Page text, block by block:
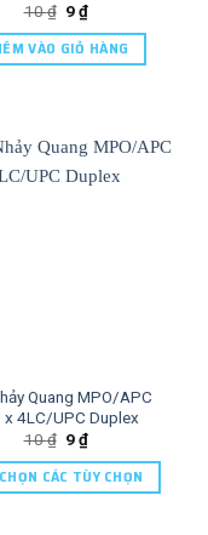
10₫ 9₫
VÀO GIỎ HÀNG
Quang MPO/APC
x 4LC/UPC Duplex
10₫ 9₫
CÁC TÙY CHỌN